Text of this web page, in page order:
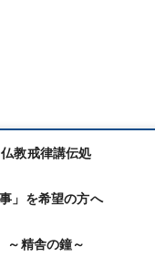
仏教戒律講伝処
」を希望の方へ
精舎の鐘～